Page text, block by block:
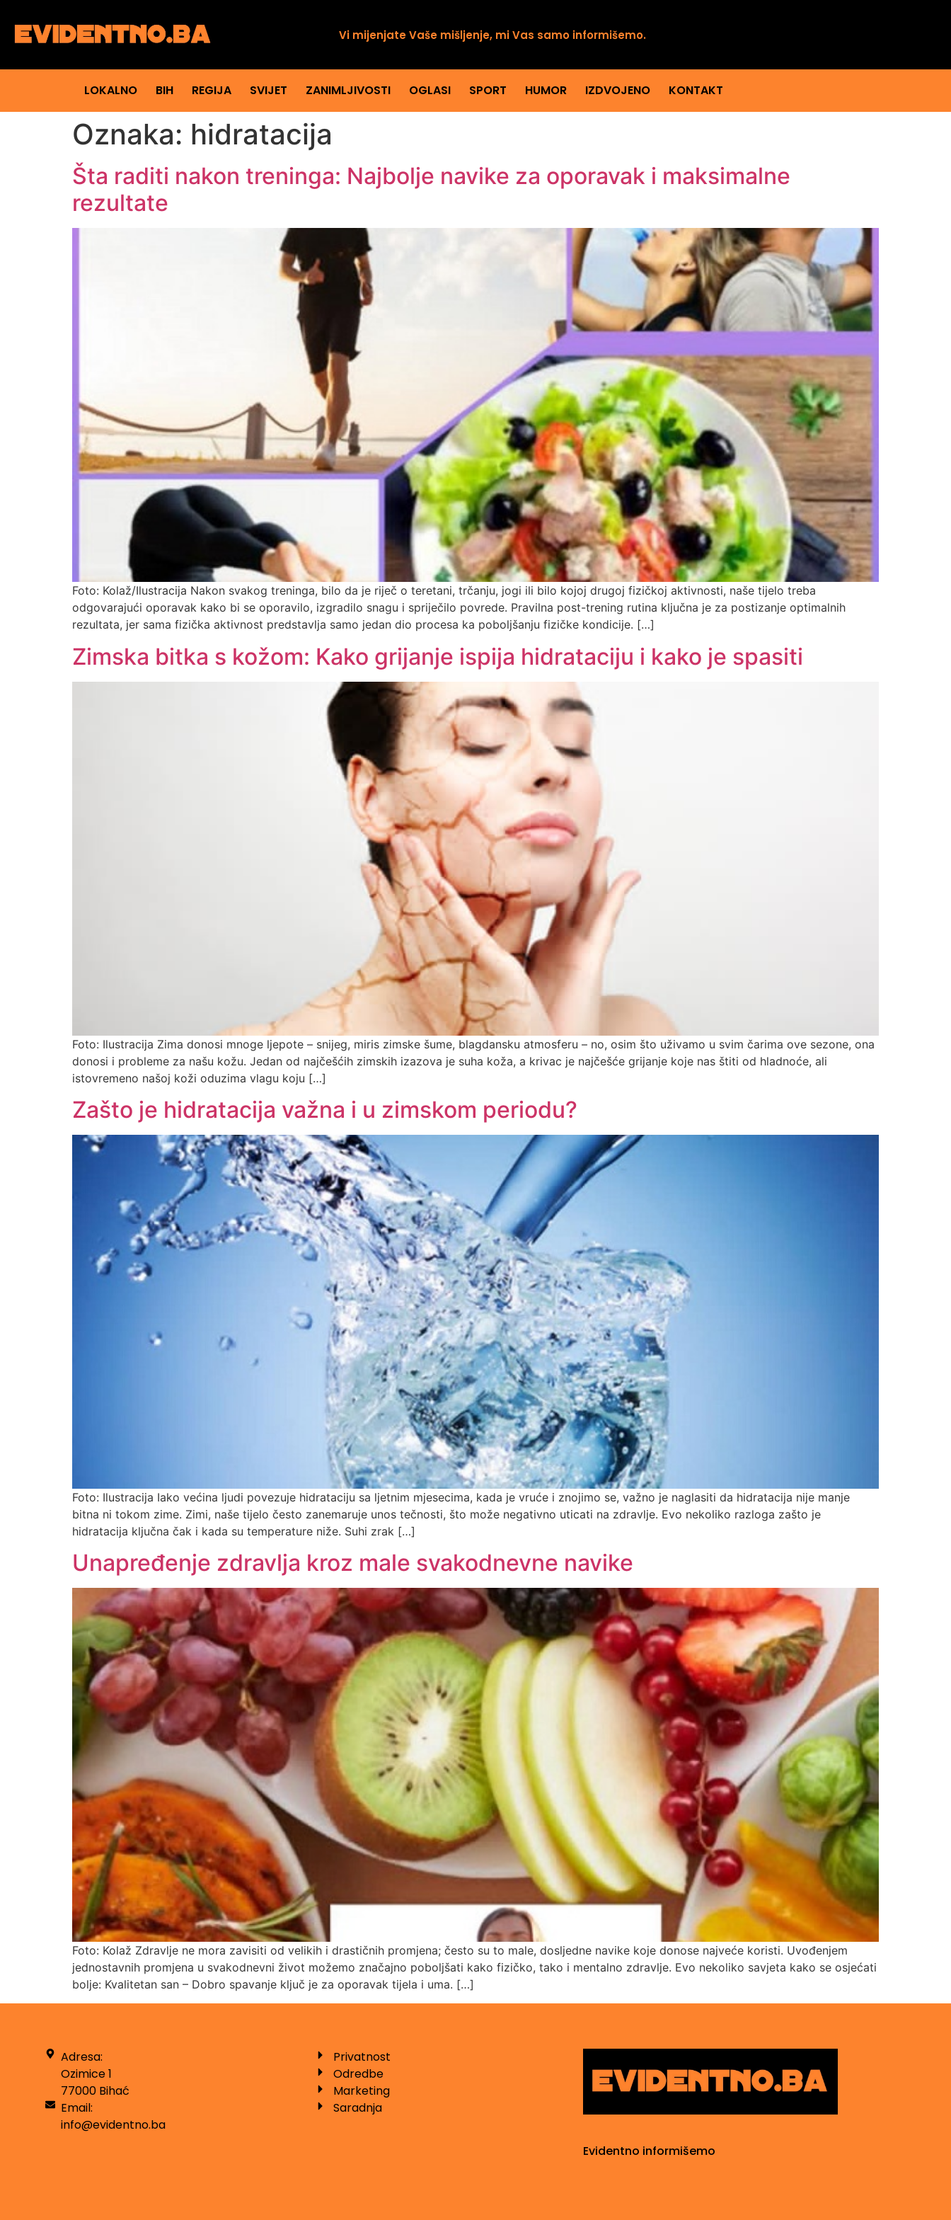
Vi mijenjate Vaše mišljenje, mi Vas samo informišemo.
LOKALNO BIH REGIJA SVIJET ZANIMLJIVOSTI OGLASI SPORT HUMOR IZDVOJENO KONTAKT
Oznaka: hidratacija
Šta raditi nakon treninga: Najbolje navike za oporavak i maksimalne
rezultate
Foto: Kolaž/Ilustracija Nakon svakog treninga, bilo da je riječ o teretani, trčanju, jogi ili bilo kojoj drugoj fizičkoj aktivnosti, naše tijelo treba
odgovarajući oporavak kako bi se oporavilo, izgradilo snagu i spriječilo povrede. Pravilna post-trening rutina ključna je za postizanje optimalnih
rezultata, jer sama fizička aktivnost predstavlja samo jedan dio procesa ka poboljšanju fizičke kondicije. […]
Zimska bitka s kožom: Kako grijanje ispija hidrataciju i kako je spasiti
Foto: Ilustracija Zima donosi mnoge ljepote – snijeg, miris zimske šume, blagdansku atmosferu – no, osim što uživamo u svim čarima ove sezone, ona
donosi i probleme za našu kožu. Jedan od najčešćih zimskih izazova je suha koža, a krivac je najčešće grijanje koje nas štiti od hladnoće, ali
istovremeno našoj koži oduzima vlagu koju […]
Zašto je hidratacija važna i u zimskom periodu?
Foto: Ilustracija Iako većina ljudi povezuje hidrataciju sa ljetnim mjesecima, kada je vruće i znojimo se, važno je naglasiti da hidratacija nije manje
bitna ni tokom zime. Zimi, naše tijelo često zanemaruje unos tečnosti, što može negativno uticati na zdravlje. Evo nekoliko razloga zašto je
hidratacija ključna čak i kada su temperature niže. Suhi zrak […]
Unapređenje zdravlja kroz male svakodnevne navike
Foto: Kolaž Zdravlje ne mora zavisiti od velikih i drastičnih promjena; često su to male, dosljedne navike koje donose najveće koristi. Uvođenjem
jednostavnih promjena u svakodnevni život možemo značajno poboljšati kako fizičko, tako i mentalno zdravlje. Evo nekoliko savjeta kako se osjećati
bolje: Kvalitetan san – Dobro spavanje ključ je za oporavak tijela i uma. […]
Adresa:
Ozimice 1
77000 Bihać
Email:
info@evidentno.ba
Privatnost
Odredbe
Marketing
Saradnja
Evidentno informišemo